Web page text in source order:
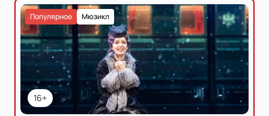
16+
Мюзикл
Популярное